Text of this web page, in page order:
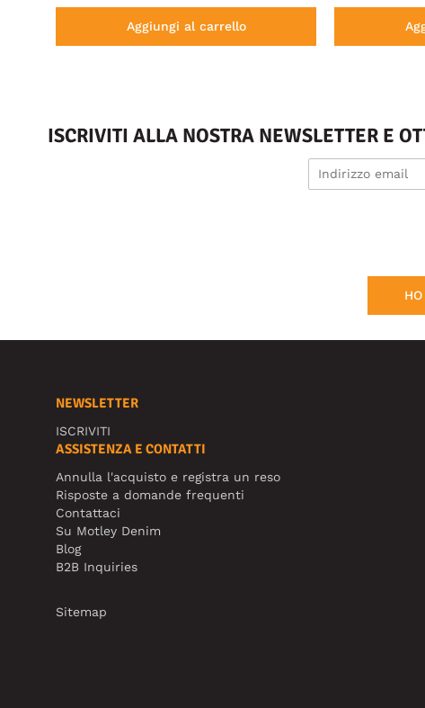
Aggiungi al carrello
ISCRIVITI ALLA NOSTRA NEWSLETTER E
NEWSLETTER
ISCRIVITI
ASSISTENZA E CONTATTI
Annulla l'acquisto e registra un reso
Risposte a domande frequenti
Contattaci
Su Motley Denim
Blog
B2B Inquiries
Sitemap